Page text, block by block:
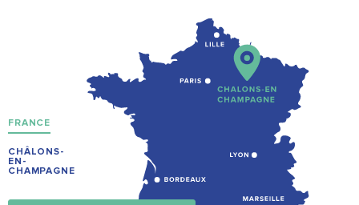
FRANCE
CHÂLONS-
EN-
CHAMPAGNE